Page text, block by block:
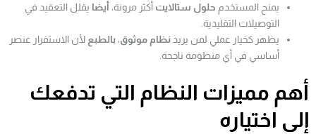
يمنح المستخدم حلول ستالايت أكثر مرونة، أيضا يقلل التعقيد في
التوصيلات التقليدية.
يظهر كخيار عملي لمن يريد نظام موثوق، بالطبع لأن الاستقرار عنصر
أساسي في أي منظومة ناجحة.
أهم مميزات النظام التي تدفعك
إلى اختياره